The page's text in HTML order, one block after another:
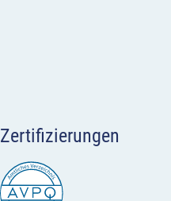
Zertifizierungen